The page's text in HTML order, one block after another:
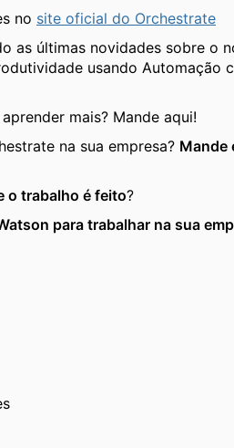
no site oficial do Orchestrate
as últimas novidades sobre o
usando Automação
mais? Mande aqui!
na sua empresa? Mande
o trabalho é feito?
para trabalhar na sua